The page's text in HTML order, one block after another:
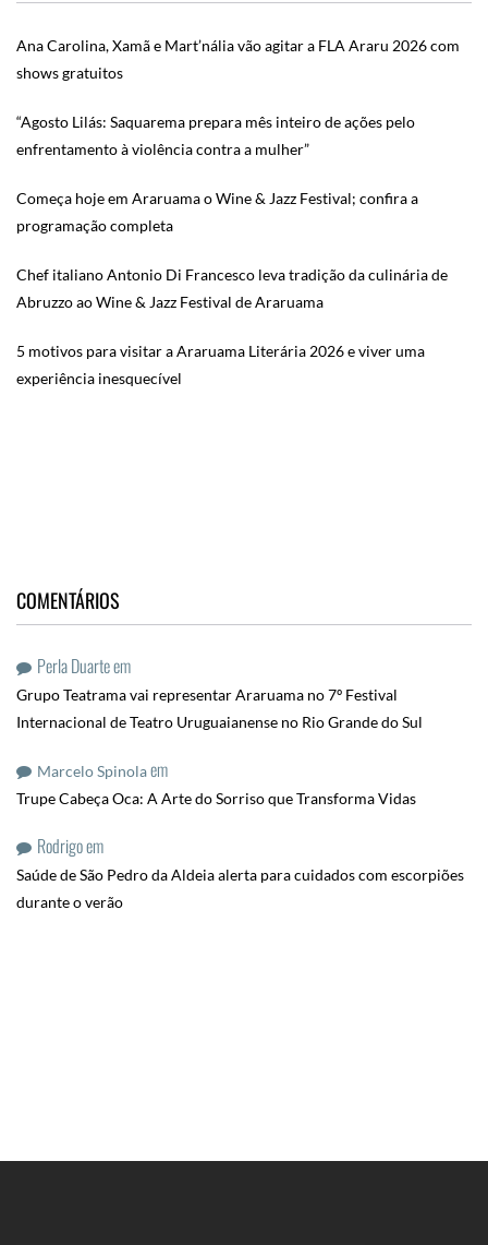
Ana Carolina, Xamã e Mart’nália vão agitar a FLA Araru 2026 com
shows gratuitos
“Agosto Lilás: Saquarema prepara mês inteiro de ações pelo
enfrentamento à violência contra a mulher”
Começa hoje em Araruama o Wine & Jazz Festival; confira a
programação completa
Chef italiano Antonio Di Francesco leva tradição da culinária de
Abruzzo ao Wine & Jazz Festival de Araruama
5 motivos para visitar a Araruama Literária 2026 e viver uma
experiência inesquecível
COMENTÁRIOS
Perla Duarteem
Grupo Teatrama vai representar Araruama no 7º Festival
Internacional de Teatro Uruguaianense no Rio Grande do Sul
Marcelo Spinolaem
Trupe Cabeça Oca: A Arte do Sorriso que Transforma Vidas
Rodrigoem
Saúde de São Pedro da Aldeia alerta para cuidados com escorpiões
durante o verão